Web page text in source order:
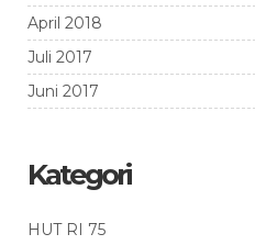
April 2018
Juli 2017
Juni 2017
Kategori
HUT RI 75